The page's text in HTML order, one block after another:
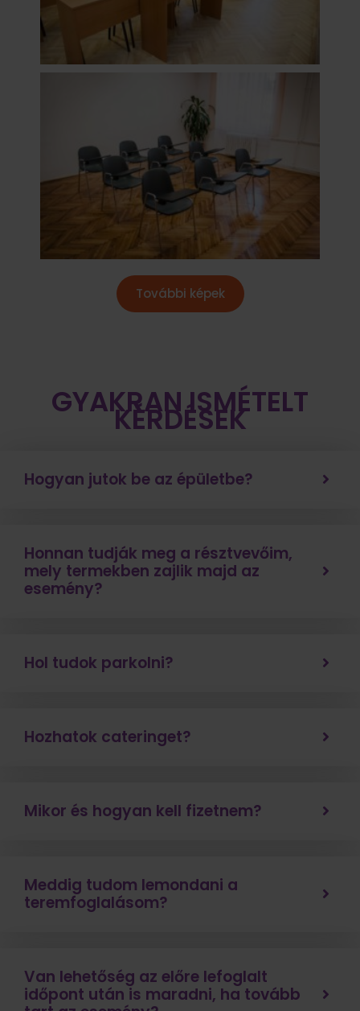
További képek
GYAKRAN ISMÉTELT
KÉRDÉSEK
Hogyan jutok be az épületbe?
Honnan tudják meg a résztvevőim,
mely termekben zajlik majd az
esemény?
Hol tudok parkolni?
Hozhatok cateringet?
Mikor és hogyan kell fizetnem?
Meddig tudom lemondani a
teremfoglalásom?
Van lehetőség az előre lefoglalt
időpont után is maradni, ha tovább